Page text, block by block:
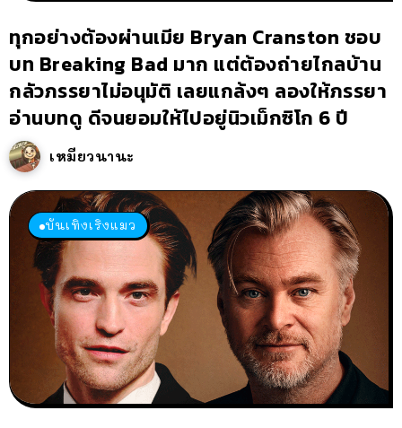
ทุกอย่างต้องผ่านเมีย Bryan Cranston ชอบ
บท Breaking Bad มาก แต่ต้องถ่ายไกลบ้าน
กลัวภรรยาไม่อนุมัติ เลยแกล้งๆ ลองให้ภรรยา
อ่านบทดู ดีจนยอมให้ไปอยู่นิวเม็กซิโก 6 ปี
เหมียวนานะ
บันเทิงเริงแมว